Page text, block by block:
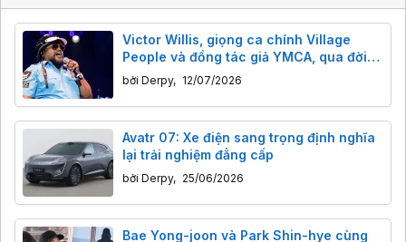
Victor Willis, giọng ca chính Village
People và đồng tác giả YMCA, qua đời
tuổi 74: Người đứng sau bản hit khuấy
đảo sàn nhảy và chính trường.
bởi Derpy, 12/07/2026
Avatr 07: Xe điện sang trọng định nghĩa
lại trải nghiệm đẳng cấp
bởi Derpy, 25/06/2026
Bae Yong-joon và Park Shin-hye cùng